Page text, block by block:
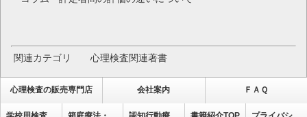
関連カテゴリ 心理検査関連著書
心理検査の販売専門店 会社案内 ＦＡＱ